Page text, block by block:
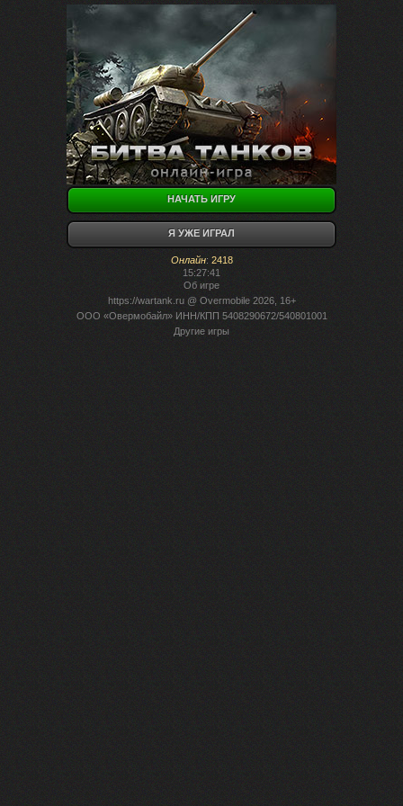
НАЧАТЬ ИГРУ
Я УЖЕ ИГРАЛ
Онлайн: 2418
15:27:41
Об игре
https://wartank.ru@ Overmobile 2026, 16+
ООО «Овермобайл» ИНН/КПП 5408290672/540801001
Другие игры